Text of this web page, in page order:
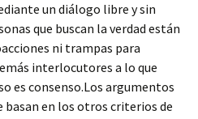
un diálogo libre y sin
que buscan la verdad están
ni trampas para
interlocutores a lo que
es consenso.Los argumentos
basan en los otros criterios de